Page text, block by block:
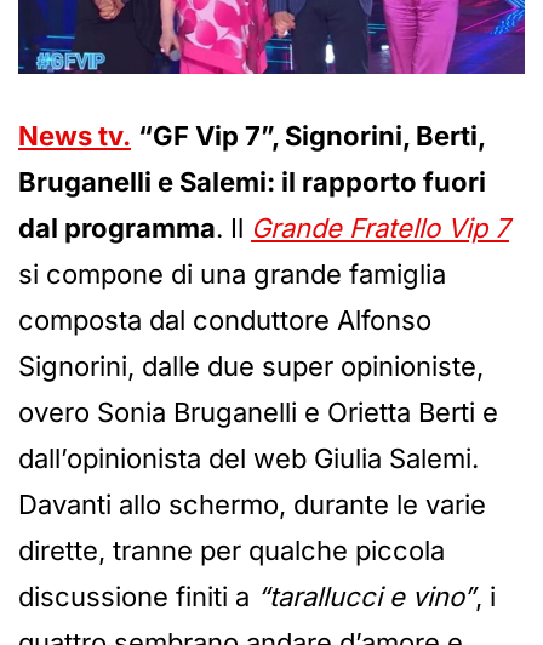
News tv. “GF Vip 7”, Signorini, Berti,
Bruganelli e Salemi: il rapporto fuori
dal programma. Il Grande Fratello Vip 7
si compone di una grande famiglia
composta dal conduttore Alfonso
Signorini, dalle due super opinioniste,
overo Sonia Bruganelli e Orietta Berti e
dall’opinionista del web Giulia Salemi.
Davanti allo schermo, durante le varie
dirette, tranne per qualche piccola
discussione finiti a “tarallucci e vino”, i